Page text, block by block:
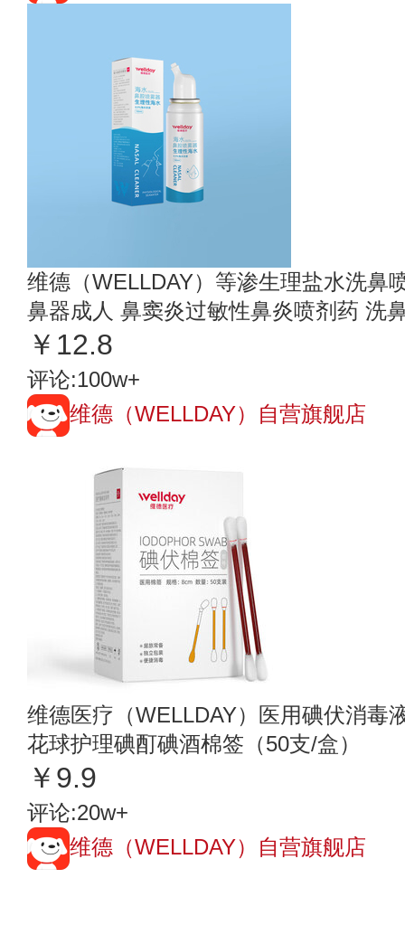
维德（WELLDAY）等渗生理盐水洗鼻
鼻器成人 鼻窦炎过敏性鼻炎喷剂药 洗
￥12.8
评论:100w+
维德（WELLDAY）自营旗舰店
维德医疗（WELLDAY）医用碘伏消毒
花球护理碘酊碘酒棉签（50支/盒）
￥9.9
评论:20w+
维德（WELLDAY）自营旗舰店